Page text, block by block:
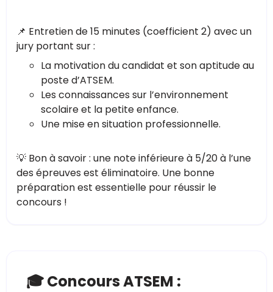
📌 Entretien de 15 minutes (coefficient 2) avec un
jury portant sur :
La motivation du candidat et son aptitude au
poste d’ATSEM.
Les connaissances sur l’environnement
scolaire et la petite enfance.
Une mise en situation professionnelle.
💡 Bon à savoir : une note inférieure à 5/20 à l’une
des épreuves est éliminatoire. Une bonne
préparation est essentielle pour réussir le
concours !
🎓 Concours ATSEM :